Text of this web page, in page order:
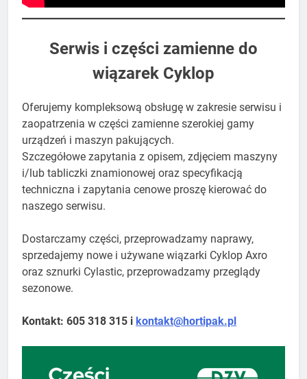
​Serwis i części zamienne do
wiązarek Cyklop
Oferujemy kompleksową obsługę w zakresie serwisu i
zaopatrzenia w części zamienne szerokiej gamy
urządzeń i maszyn pakujących.
​Szczegółowe zapytania z opisem, zdjęciem maszyny
i/lub tabliczki znamionowej oraz specyfikacją
techniczna i zapytania cenowe proszę kierować do
naszego serwisu.
Dostarczamy części, przeprowadzamy naprawy,
sprzedajemy nowe i używane wiązarki Cyklop Axro
oraz sznurki Cylastic, przeprowadzamy przeglądy
sezonowe.
Kontakt: 605 318 315 i kontakt@hortipak.pl